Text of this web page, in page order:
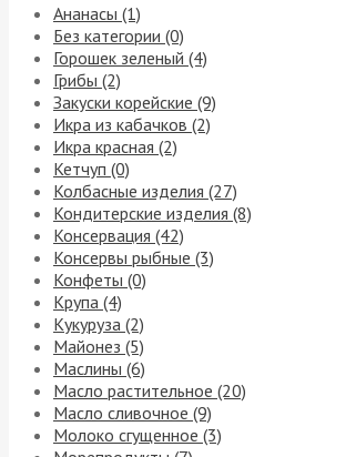
Ананасы (1)
Без категории (0)
Горошек зеленый (4)
Грибы (2)
Закуски корейские (9)
Икра из кабачков (2)
Икра красная (2)
Кетчуп (0)
Колбасные изделия (27)
Кондитерские изделия (8)
Консервация (42)
Консервы рыбные (3)
Конфеты (0)
Крупа (4)
Кукуруза (2)
Майонез (5)
Маслины (6)
Масло растительное (20)
Масло сливочное (9)
Молоко сгущенное (3)